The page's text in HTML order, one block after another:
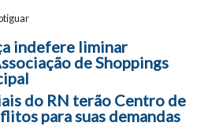
entre posts
indefere liminar
de Shoppings
do RN terão Centro de
para suas demandas